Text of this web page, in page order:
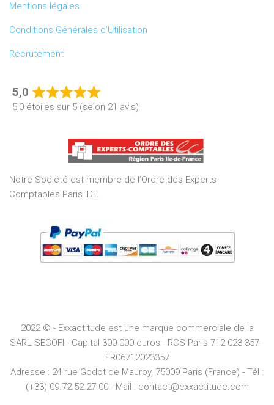
Mentions légales
Conditions Générales d’Utilisation
Recrutement
5,0
Rated
5,0
of
5
5,0 étoiles sur 5 (selon 21 avis)
Notre Société est membre de l’Ordre des Experts-
Comptables Paris IDF.
2022 © - Exxactitude est une marque commerciale de la
SARL SECOFI - Capital 300 000 euros - RCS Paris 712 023 357 -
FR06712023357
Adresse : 24 rue Godot de Mauroy, 75009 Paris (France) - Tél :
(+33) 09.72.52.27.00 - Mail : contact@exxactitude.com